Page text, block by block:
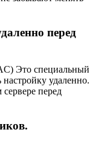
перед
Это специальный
удаленно.
перед